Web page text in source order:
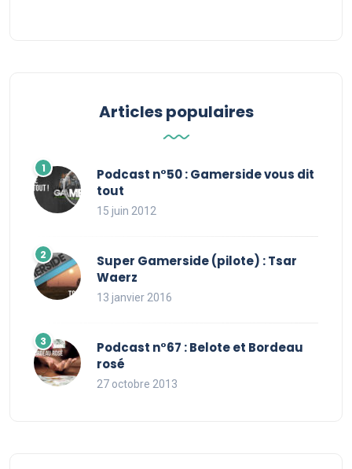
Articles populaires
Podcast n°50 : Gamerside vous dit
tout
15 juin 2012
Super Gamerside (pilote) : Tsar
Waerz
13 janvier 2016
Podcast n°67 : Belote et Bordeau
rosé
27 octobre 2013